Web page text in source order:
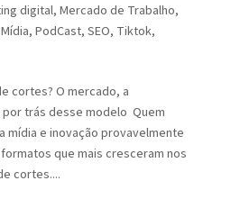
digital, Mercado de Trabalho,
, PodCast, SEO, Tiktok,
cortes? O mercado, a
trás desse modelo Quem
mídia e inovação provavelmente
que mais cresceram nos
cortes....